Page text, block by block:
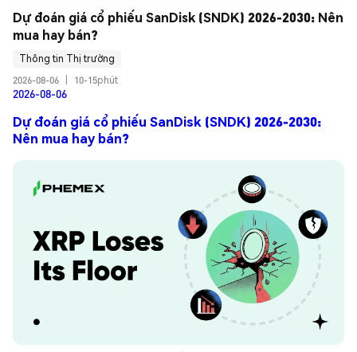
Dự đoán giá cổ phiếu SanDisk (SNDK) 2026-2030: Nên
mua hay bán?
Thông tin Thị trường
2026-08-06
10-15phút
2026-08-06
Dự đoán giá cổ phiếu SanDisk (SNDK) 2026-2030:
Nên mua hay bán?